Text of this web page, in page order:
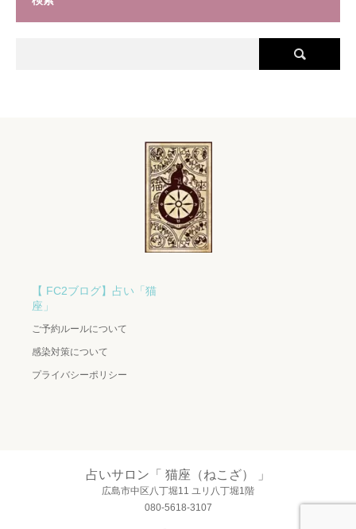
【 FC2ブログ】占い「猫
座」
ご予約ルールについて
感染対策について
プライバシーポリシー
占いサロン「 猫座（ねこざ） 」
広島市中区八丁堀11 ユリ八丁堀1階
080-5618-3107